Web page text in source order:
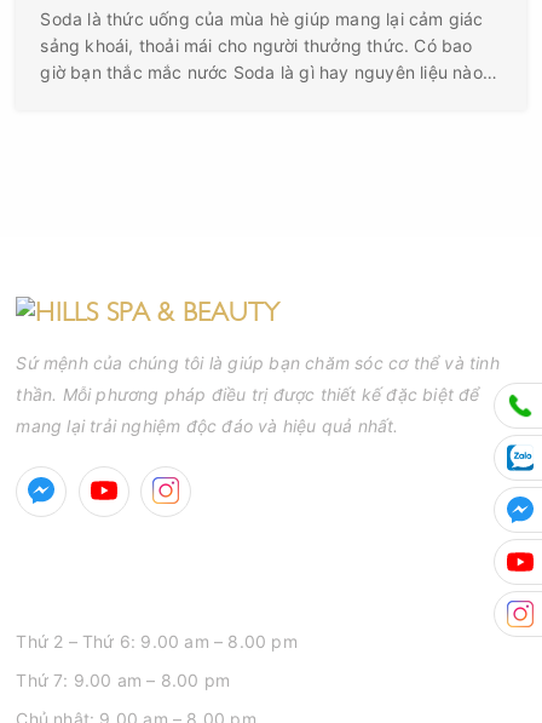
Soda là thức uống của mùa hè giúp mang lại cảm giác
sảng khoái, thoải mái cho người thưởng thức. Có bao
giờ bạn thắc mắc nước Soda là gì hay nguyên liệu nào
Sứ mệnh của chúng tôi là giúp bạn chăm sóc cơ thể và tinh
thần. Mỗi phương pháp điều trị được thiết kế đặc biệt để
mang lại trải nghiệm độc đáo và hiệu quả nhất.
Thứ 2 – Thứ 6: 9.00 am – 8.00 pm
Thứ 7: 9.00 am – 8.00 pm
Chủ nhật: 9.00 am – 8.00 pm